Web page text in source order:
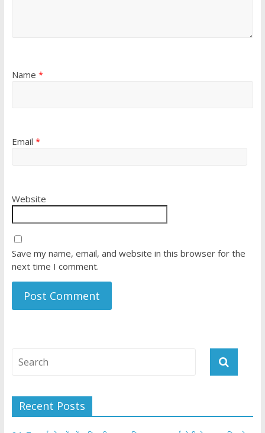
Name *
Email *
Website
Save my name, email, and website in this browser for the
next time I comment.
Recent Posts